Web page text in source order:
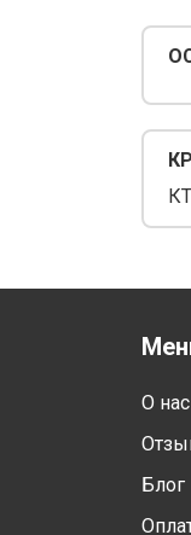
О нас
Блог